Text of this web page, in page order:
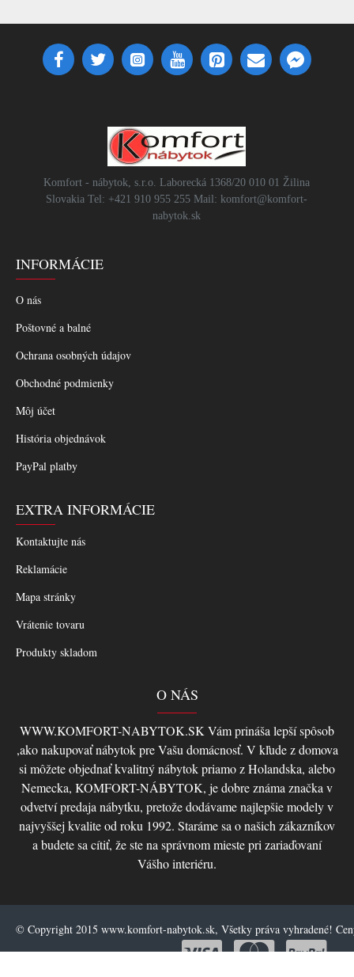
Komfort - nábytok, s.r.o. Laborecká 1368/20 010 01 Žilina
Slovakia Tel: +421 910 955 255 Mail: komfort@komfort-
nabytok.sk
INFORMÁCIE
O nás
Poštovné a balné
Ochrana osobných údajov
Obchodné podmienky
Môj účet
História objednávok
PayPal platby
EXTRA INFORMÁCIE
Kontaktujte nás
Reklamácie
Mapa stránky
Vrátenie tovaru
Produkty skladom
O NÁS
WWW.KOMFORT-NABYTOK.SK Vám prináša lepší spôsob
,ako nakupovať nábytok pre Vašu domácnosť. V kľude z domova
si môžete objednať kvalitný nábytok priamo z Holandska, alebo
Nemecka, KOMFORT-NÁBYTOK, je dobre známa značka v
odvetví predaja nábytku, pretože dodávame najlepšie modely v
najvyššej kvalite od roku 1992. Staráme sa o našich zákazníkov
a budete sa cítiť, že ste na správnom mieste pri zariaďovaní
Vášho interiéru.
© Copyright 2015 www.komfort-nabytok.sk, Všetky práva vyhradené!